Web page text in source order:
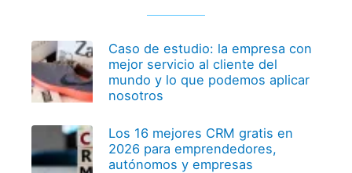
Caso de estudio: la empresa con
mejor servicio al cliente del
mundo y lo que podemos aplicar
nosotros
Los 16 mejores CRM gratis en
2026 para emprendedores,
autónomos y empresas